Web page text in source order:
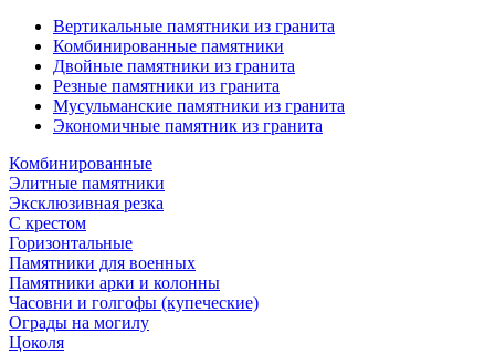
Вертикальные памятники из гранита
Комбинированные памятники
Двойные памятники из гранита
Резные памятники из гранита
Мусульманские памятники из гранита
Экономичные памятник из гранита
Комбинированные
Элитные памятники
Эксклюзивная резка
С крестом
Горизонтальные
Памятники для военных
Памятники арки и колонны
Часовни и голгофы (купеческие)
Ограды на могилу
Цоколя